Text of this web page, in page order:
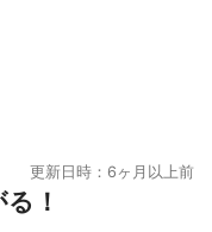
更新日時：6ヶ月以上前
！